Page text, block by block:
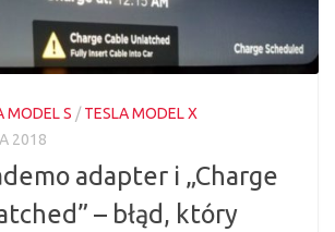
MODEL S /TESLA MODEL X
2018
adapter i „Charge
– błąd, który